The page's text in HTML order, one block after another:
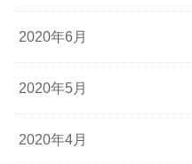
2020年6月
2020年5月
2020年4月